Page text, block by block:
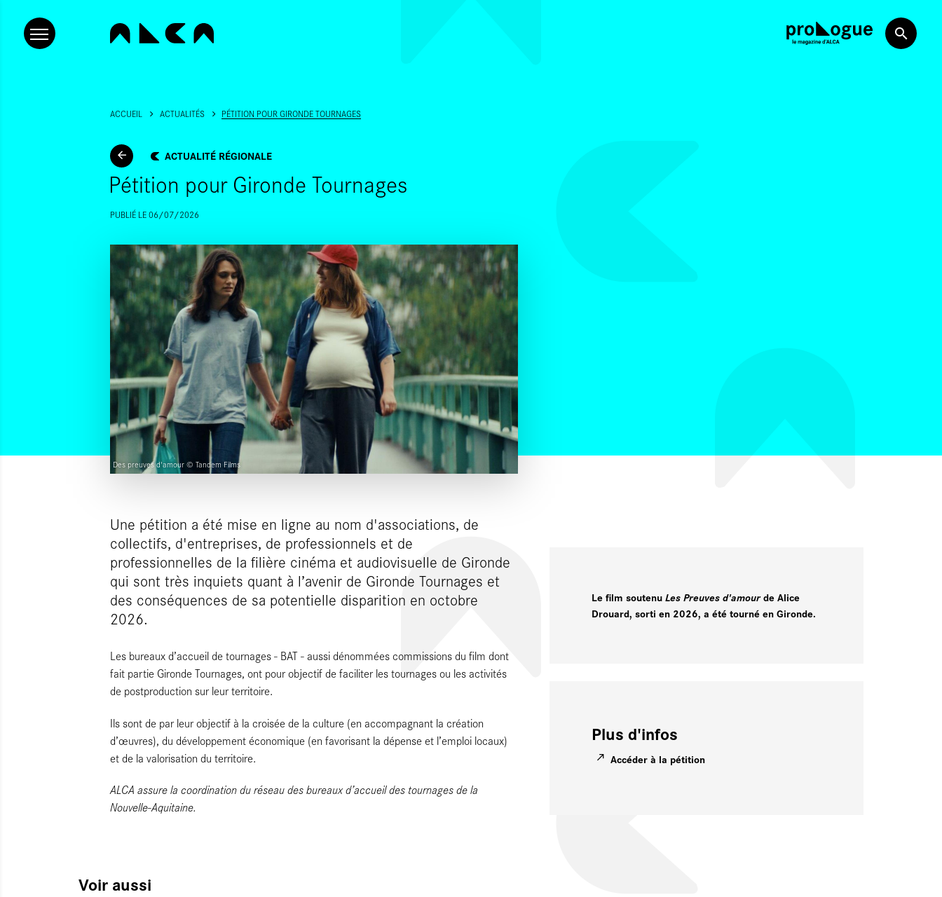
ACCUEIL ACTUALITÉS PÉTITION POUR GIRONDE TOURNAGES
ACTUALITÉ RÉGIONALE
Pétition pour Gironde Tournages
PUBLIÉ LE 06/07/2026
Des preuves d'amour © Tandem Films
Une pétition a été mise en ligne au nom d'associations, de
collectifs, d'entreprises, de professionnels et de
professionnelles de la filière cinéma et audiovisuelle de Gironde
qui sont très inquiets quant à l’avenir de Gironde Tournages et
des conséquences de sa potentielle disparition en octobre
2026.
Les bureaux d’accueil de tournages - BAT - aussi dénommées commissions du film dont
fait partie Gironde Tournages, ont pour objectif de faciliter les tournages ou les activités
de postproduction sur leur territoire.
Ils sont de par leur objectif à la croisée de la culture (en accompagnant la création
d’œuvres), du développement économique (en favorisant la dépense et l’emploi locaux)
et de la valorisation du territoire.
ALCA assure la coordination du réseau des bureaux d’accueil des tournages de la
Nouvelle-Aquitaine.
Le film soutenuLes Preuves d'amourde Alice
Drouard, sorti en 2026, a été tourné en Gironde.
Plus d'infos
Accéder à la pétition
Voir aussi